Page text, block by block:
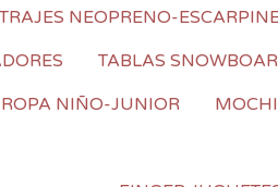
TRAJES NEOPRENO-
TABLAS
ROPA NIÑO-JUNIOR